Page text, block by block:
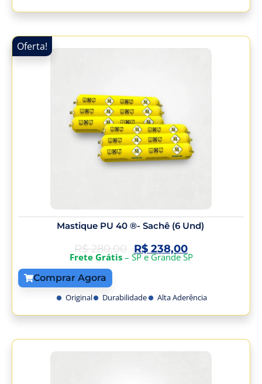
Oferta!
Mastique PU 40 ®- Sachê (6 Und)
R$280,00 R$ 238,00
Frete Grátis– SP e Grande SP
Comprar Agora
Original Durabilidade Alta Aderência